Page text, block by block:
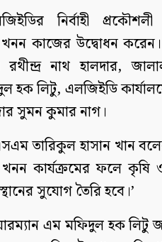
নির্বাহী
কাজের উদ্বোধন করেন।
নাথ হালদার,
হক লিটু, এলজিইডি
সুমন কুমার নাগ।
তারিকুল হাসান খান
কার্যক্রমের ফলে কৃষি
সুযোগ তৈরি হবে।’
এম মফিদুল হক লিটু